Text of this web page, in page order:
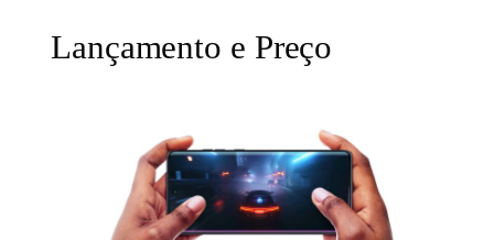
Lançamento e Preço